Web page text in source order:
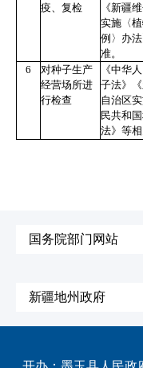
疫、复检
《新疆
实施〈
例〉办
准。
6
对种子生产
经营场所进
行检查
《中华
子法》
自治区
民共和
法》等相
国务院部门网站
国防部
新疆地州政府
伊犁哈萨克自治州